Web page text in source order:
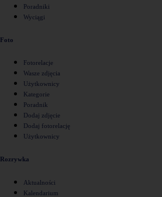
Poradniki
Wyciągi
Foto
Fotorelacje
Wasze zdjęcia
Użytkownicy
Kategorie
Poradnik
Dodaj zdjęcie
Dodaj fotorelację
Użytkownicy
Rozrywka
Aktualności
Kalendarium